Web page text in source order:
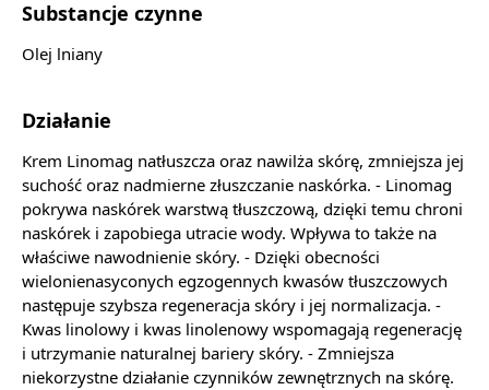
Substancje czynne
Olej lniany
Działanie
Krem Linomag natłuszcza oraz nawilża skórę, zmniejsza jej
suchość oraz nadmierne złuszczanie naskórka. - Linomag
pokrywa naskórek warstwą tłuszczową, dzięki temu chroni
naskórek i zapobiega utracie wody. Wpływa to także na
właściwe nawodnienie skóry. - Dzięki obecności
wielonienasyconych egzogennych kwasów tłuszczowych
następuje szybsza regeneracja skóry i jej normalizacja. -
Kwas linolowy i kwas linolenowy wspomagają regenerację
i utrzymanie naturalnej bariery skóry. - Zmniejsza
niekorzystne działanie czynników zewnętrznych na skórę.